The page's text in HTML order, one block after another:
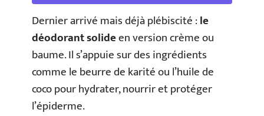
Dernier arrivé mais déjà plébiscité :le
déodorant solideen version crème ou
baume. Il s’appuie sur des ingrédients
comme le beurre de karité ou l’huile de
coco pour hydrater, nourrir et protéger
l’épiderme.